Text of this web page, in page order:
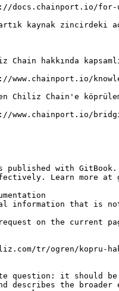
docs.chainport.io/
kaynak zincirdeki
hakkında
www.chainport.io/
Chiliz Chain'e
www.chainport.io/
published with
Learn more at
information that is
request on the current
tr/ogren/kopru-
question: it should
describes the